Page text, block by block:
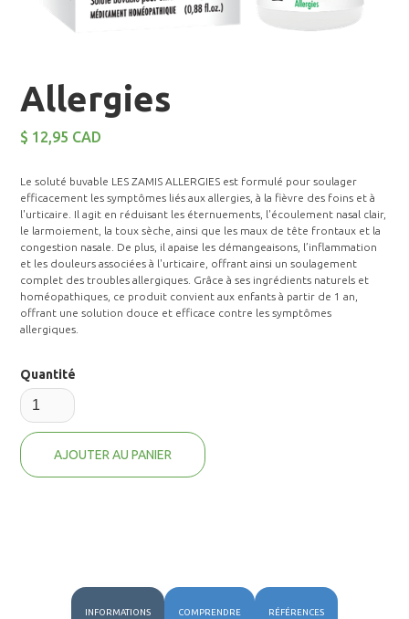
Allergies
$ 12,95 CAD
Le soluté buvable LES ZAMIS ALLERGIES est formulé pour soulager
efficacement les symptômes liés aux allergies, à la fièvre des foins et à
l'urticaire. Il agit en réduisant les éternuements, l'écoulement nasal clair,
le larmoiement, la toux sèche, ainsi que les maux de tête frontaux et la
congestion nasale. De plus, il apaise les démangeaisons, l’inflammation
et les douleurs associées à l'urticaire, offrant ainsi un soulagement
complet des troubles allergiques. Grâce à ses ingrédients naturels et
homéopathiques, ce produit convient aux enfants à partir de 1 an,
offrant une solution douce et efficace contre les symptômes
allergiques.
Quantité
INFORMATIONS COMPRENDRE RÉFÉRENCES